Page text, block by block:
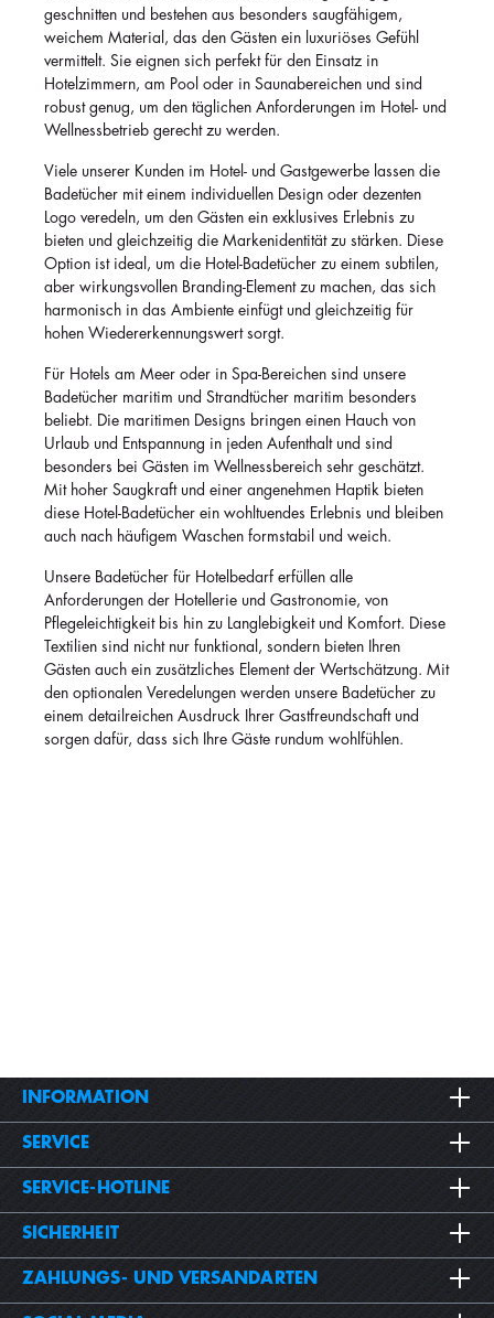
geschnitten und bestehen aus besonders saugfähigem,
weichem Material, das den Gästen ein luxuriöses Gefühl
vermittelt. Sie eignen sich perfekt für den Einsatz in
Hotelzimmern, am Pool oder in Saunabereichen und sind
robust genug, um den täglichen Anforderungen im Hotel- und
Wellnessbetrieb gerecht zu werden.
Viele unserer Kunden im Hotel- und Gastgewerbe lassen die
Badetücher mit einem individuellen Design oder dezenten
Logo veredeln, um den Gästen ein exklusives Erlebnis zu
bieten und gleichzeitig die Markenidentität zu stärken. Diese
Option ist ideal, um die Hotel-Badetücher zu einem subtilen,
aber wirkungsvollen Branding-Element zu machen, das sich
harmonisch in das Ambiente einfügt und gleichzeitig für
hohen Wiedererkennungswert sorgt.
Für Hotels am Meer oder in Spa-Bereichen sind unsere
Badetücher maritim und Strandtücher maritim besonders
beliebt. Die maritimen Designs bringen einen Hauch von
Urlaub und Entspannung in jeden Aufenthalt und sind
besonders bei Gästen im Wellnessbereich sehr geschätzt.
Mit hoher Saugkraft und einer angenehmen Haptik bieten
diese Hotel-Badetücher ein wohltuendes Erlebnis und bleiben
auch nach häufigem Waschen formstabil und weich.
Unsere Badetücher für Hotelbedarf erfüllen alle
Anforderungen der Hotellerie und Gastronomie, von
Pflegeleichtigkeit bis hin zu Langlebigkeit und Komfort. Diese
Textilien sind nicht nur funktional, sondern bieten Ihren
Gästen auch ein zusätzliches Element der Wertschätzung. Mit
den optionalen Veredelungen werden unsere Badetücher zu
einem detailreichen Ausdruck Ihrer Gastfreundschaft und
sorgen dafür, dass sich Ihre Gäste rundum wohlfühlen.
INFORMATION
SERVICE
SERVICE-HOTLINE
SICHERHEIT
ZAHLUNGS- UND VERSANDARTEN